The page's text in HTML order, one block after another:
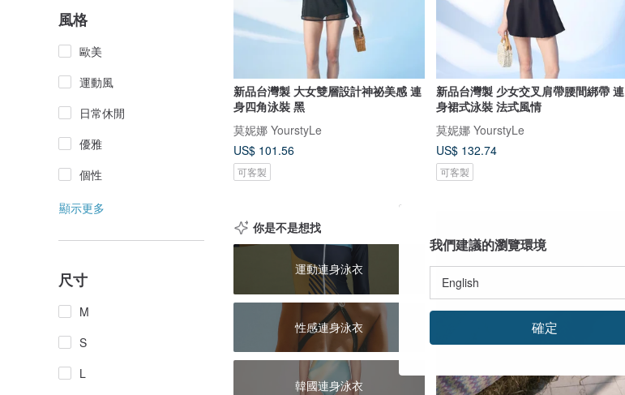
風格
歐美
運動風
日常休閒
優雅
個性
顯示更多
尺寸
M
S
L
新品台灣製 大女雙層設計神祕美感 連
身四角泳裝 黑
莫妮娜 YourstyLe
US$ 101.56
可客製
新品台灣製 少女交叉肩帶腰間綁帶 連
身裙式泳裝 法式風情
莫妮娜 YourstyLe
US$ 132.74
可客製
你是不是想找
運動連身泳衣
性感連身泳衣
韓國連身泳衣
我們建議的瀏覽環境
確定